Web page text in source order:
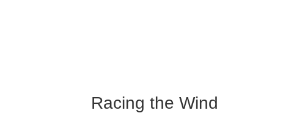
Racing the Wind